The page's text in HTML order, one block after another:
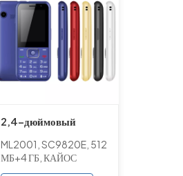
2,4-дюймовый
смарт-телефон с
двумя SIM-картами,
4G LTE, Android
ML2001, SC9820E, 512
МБ+4 ГБ, КАЙОС